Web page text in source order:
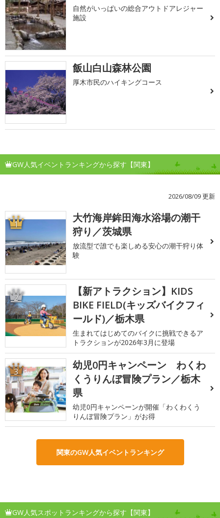
自然がいっぱいの総合アウトドアレジャー
施設
飯山白山森林公園
厚木市民のハイキングコース
GW人気イベントランキングから探す【関東】
2026/08/09 更新
1
大竹海岸鉾田海水浴場の潮干
狩り／茨城県
放流型で誰でも楽しめる安心の潮干狩り体
験
2
【新アトラクション】KIDS
BIKE FIELD(キッズバイクフィ
ールド)／栃木県
生まれてはじめてのバイクに挑戦できるア
トラクションが2026年3月に登場
3
幼児0円キャンペーン わくわ
くうりんぼ冒険プラン／栃木
県
幼児0円キャンペーンが開催「わくわくう
りんぼ冒険プラン」がお得
関東のGW人気イベントランキング
GW人気スポットランキングから探す【関東】